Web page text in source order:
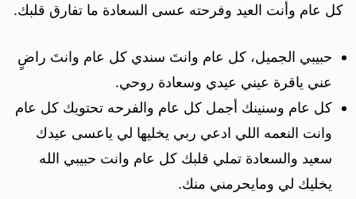
كل عام وأنت العيد وفرحته عسى السعادة ما تفارق قلبك.
حبيبي الجميل، كل عام وانتَ سندي كل عام وانتَ راضٍ
عني ياقرة عيني عيدي وسعادة روحي.
كل عام وسنينك أجمل كل عام والفرحه تحتويك كل عام
وانت النعمه اللي ادعي ربي يخليها لي ياعسى عيدك
سعيد والسعادة تملي قلبك كل عام وانت حبيبي الله
يخليك لي ومايحرمني منك.